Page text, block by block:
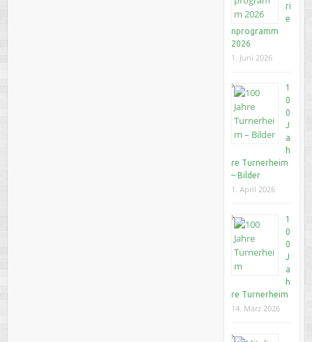
ri
e
nprogramm
2026
1. Juni 2026
1
0
0
J
a
h
re Turnerheim
– Bilder
1. April 2026
1
0
0
J
a
h
re Turnerheim
14. März 2026